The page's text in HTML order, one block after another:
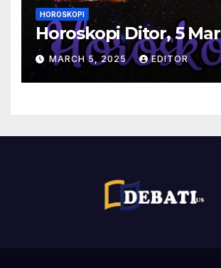
HOROSKOPI
Horoskopi Ditor, 5
MARCH 5, 2025 EDITOR